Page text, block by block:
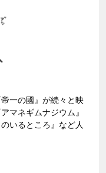
一の國』が続々と映
マネギムナジウム』
いるところ』など人